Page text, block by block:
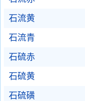
石流黄
石流青
石硫赤
石硫黄
石硫磺